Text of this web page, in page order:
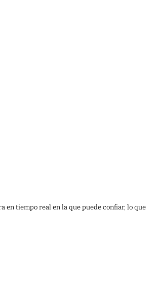
en tiempo real en la que puede confiar, lo que